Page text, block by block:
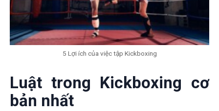
5 Lợi ích của việc tập Kickboxing
Luật trong Kickboxing cơ
bản nhất